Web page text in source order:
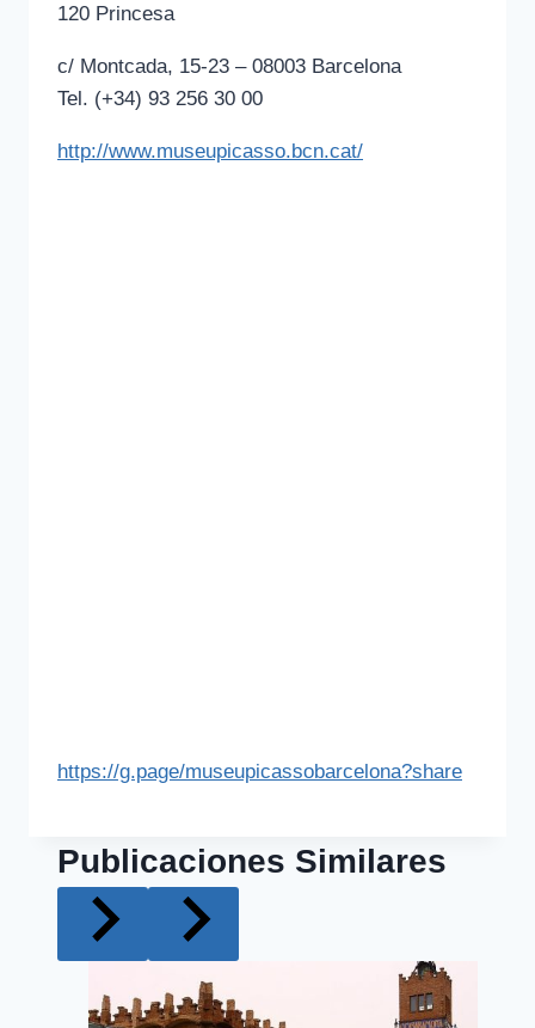
120 Princesa
c/ Montcada, 15-23 – 08003 Barcelona
Tel. (+34) 93 256 30 00
http://www.museupicasso.bcn.cat/
https://g.page/museupicassobarcelona?share
Publicaciones Similares